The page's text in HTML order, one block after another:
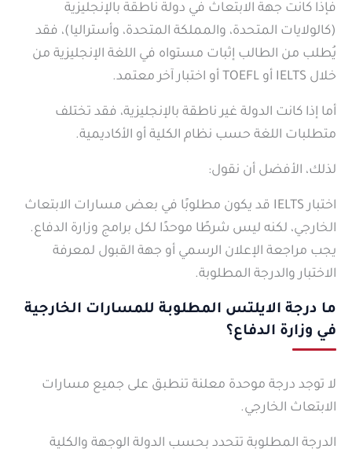
فإذا كانت جهة الابتعاث في دولة ناطقة بالإنجليزية
(كالولايات المتحدة، والمملكة المتحدة، وأستراليا)، فقد
يُطلب من الطالب إثبات مستواه في اللغة الإنجليزية من
خلال IELTS أو TOEFL أو اختبار آخر معتمد.
أما إذا كانت الدولة غير ناطقة بالإنجليزية، فقد تختلف
متطلبات اللغة حسب نظام الكلية أو الأكاديمية.
لذلك، الأفضل أن نقول:
اختبار IELTS قد يكون مطلوبًا في بعض مسارات الابتعاث
الخارجي، لكنه ليس شرطًا موحدًا لكل برامج وزارة الدفاع.
يجب مراجعة الإعلان الرسمي أو جهة القبول لمعرفة
الاختبار والدرجة المطلوبة.
ما درجة الايلتس المطلوبة للمسارات الخارجية
في وزارة الدفاع؟
لا توجد درجة موحدة معلنة تنطبق على جميع مسارات
الابتعاث الخارجي.
الدرجة المطلوبة تتحدد بحسب الدولة الوجهة والكلية